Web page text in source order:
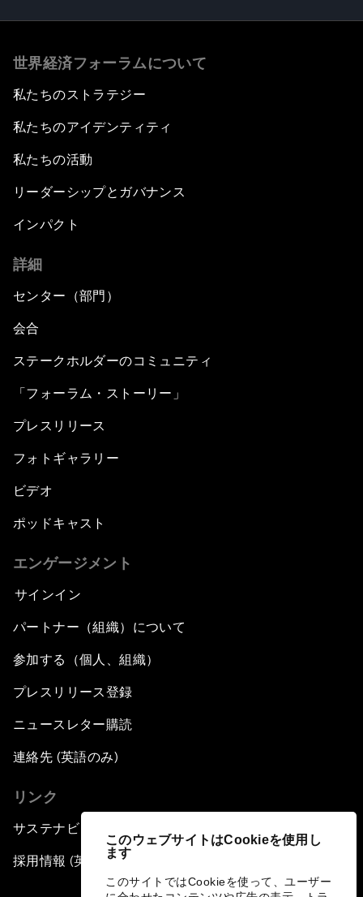
このウェブサイトはCookieを使用し
ます
このサイトではCookieを使って、ユーザー
世界経済フォーラムについて
私たちのストラテジー
私たちのアイデンティティ
私たちの活動
リーダーシップとガバナンス
インパクト
詳細
センター（部門）
会合
ステークホルダーのコミュニティ
「フォーラム・ストーリー」
プレスリリース
フォトギャラリー
ビデオ
ポッドキャスト
エンゲージメント
サインイン
パートナー（組織）について
参加する（個人、組織）
プレスリリース登録
ニュースレター購読
連絡先 (英語のみ)
リンク
サステナビリティへの取り組み
採用情報 (英語のみ)